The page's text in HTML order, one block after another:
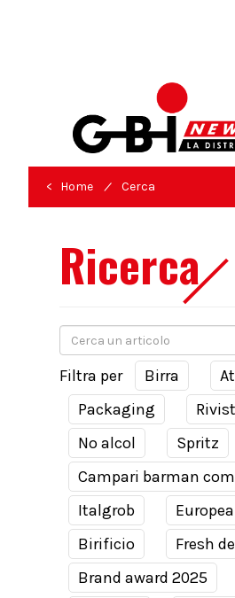
< Home / Cerca
Ricerca
Filtra per Birra
Packaging
No alcol
Spritz
Campari barman
Italgrob
Birificio
Fresh
Brand award 2025